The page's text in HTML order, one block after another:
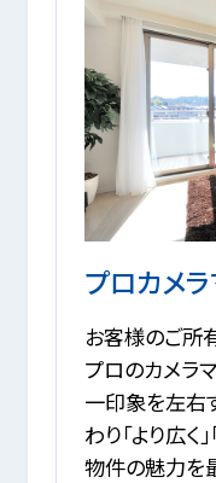
プロカメ
お客様のご所
プロのカメラ
一印象を左右
わり「より広く
物件の魅力を